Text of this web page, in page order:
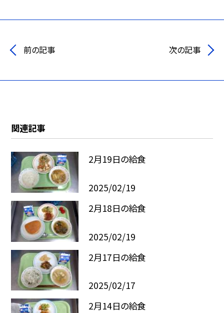
前の記事 次の記事
関連記事
2月19日の給食
2025/02/19
2月18日の給食
2025/02/19
2月17日の給食
2025/02/17
2月14日の給食